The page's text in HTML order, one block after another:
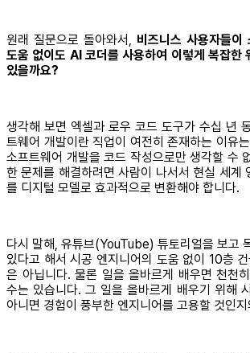
원래 질문으로 돌아와서, 비즈니스 사용자들이
도움 없이도 AI 코더를 사용하여 이렇게 복잡한
있을까요?
생각해 보면 엑셀과 로우 코드 도구가 수십 년
트웨어 개발이란 직업이 여전히 존재하는 이유
소프트웨어 개발을 코드 작성으로만 생각할 수
한 문제를 해결하려면 사람이 나서서 현실 세계
를 디지털 모델로 효과적으로 변환해야 합니다.
다시 말해, 유튜브(YouTube) 튜토리얼을 보고
있다고 해서 시공 엔지니어의 도움 없이 10층
은 아닙니다. 물론 일을 올바르게 배우면 천천
수는 있습니다. 그 일을 올바르게 배우기 위해
아니면 경험이 풍부한 엔지니어를 고용할 것인